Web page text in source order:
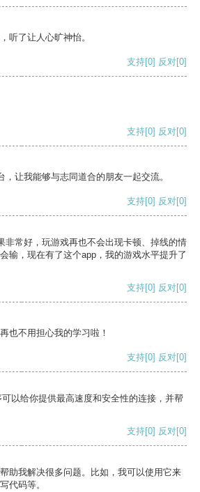
听了让人心旷神怡。
支持[0] 反对[0]
支持[0] 反对[0]
让我能够与志同道合的朋友一起交流。
支持[0] 反对[0]
非常好，玩游戏再也不会出现卡顿、掉线的情
输，现在有了这个app，我的游戏水平提升了
支持[0] 反对[0]
也不用担心我的学习啦！
支持[0] 反对[0]
以给你提供最高速度和安全性的连接，并帮
支持[0] 反对[0]
助我解决很多问题。比如，我可以使用它来
代码等。